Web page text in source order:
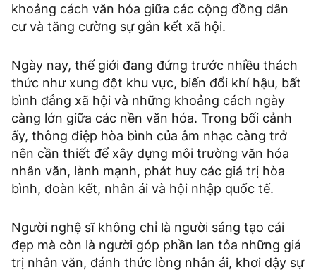
khoảng cách văn hóa giữa các cộng đồng dân
cư và tăng cường sự gắn kết xã hội.
Ngày nay, thế giới đang đứng trước nhiều thách
thức như xung đột khu vực, biến đổi khí hậu, bất
bình đẳng xã hội và những khoảng cách ngày
càng lớn giữa các nền văn hóa. Trong bối cảnh
ấy, thông điệp hòa bình của âm nhạc càng trở
nên cần thiết để xây dựng môi trường văn hóa
nhân văn, lành mạnh, phát huy các giá trị hòa
bình, đoàn kết, nhân ái và hội nhập quốc tế.
Người nghệ sĩ không chỉ là người sáng tạo cái
đẹp mà còn là người góp phần lan tỏa những giá
trị nhân văn, đánh thức lòng nhân ái, khơi dậy sự